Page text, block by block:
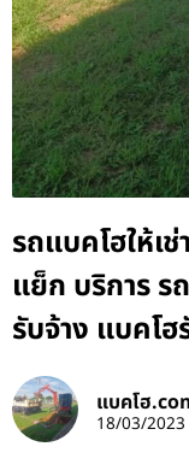
รถแบคโฮให้เ
แย็ก บริการ ร
รับจ้าง แบคโฮ
แบคโฮ
18/03/2023